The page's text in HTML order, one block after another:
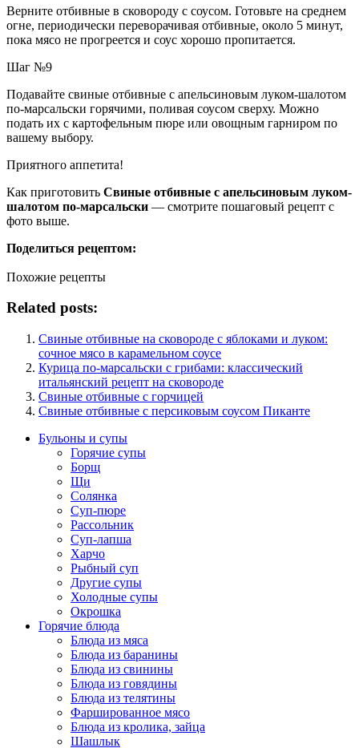
Верните отбивные в сковороду с соусом. Готовьте на среднем
огне, периодически переворачивая отбивные, около 5 минут,
пока мясо не прогреется и соус хорошо пропитается.
Шаг №9
Подавайте свиные отбивные с апельсиновым луком-шалотом
по-марсальски горячими, поливая соусом сверху. Можно
подать их с картофельным пюре или овощным гарниром по
вашему выбору.
Приятного аппетита!
Как приготовить Свиные отбивные с апельсиновым луком-
шалотом по-марсальски — смотрите пошаговый рецепт с
фото выше.
Поделиться рецептом:
Похожие рецепты
Related posts:
Свиные отбивные на сковороде с яблоками и луком:
сочное мясо в карамельном соусе
Курица по-марсальски с грибами: классический
итальянский рецепт на сковороде
Свиные отбивные с горчицей
Свиные отбивные с персиковым соусом Пиканте
Бульоны и супы
Горячие супы
Борщ
Щи
Солянка
Суп-пюре
Рассольник
Суп-лапша
Харчо
Рыбный суп
Другие супы
Холодные супы
Окрошка
Горячие блюда
Блюда из мяса
Блюда из баранины
Блюда из свинины
Блюда из говядины
Блюда из телятины
Фаршированное мясо
Блюда из кролика, зайца
Шашлык